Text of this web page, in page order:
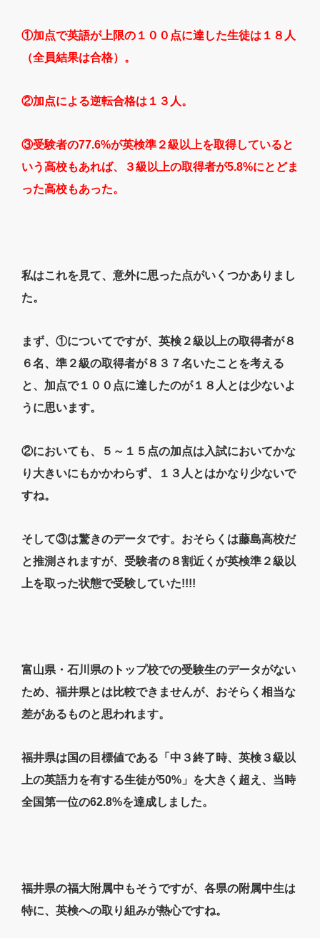
①加点で英語が上限の１００点に達した生徒は１８人
（全員結果は合格）。
②加点による逆転合格は１３人。
③受験者の77.6%が英検準２級以上を取得していると
いう高校もあれば、３級以上の取得者が5.8%にとどま
った高校もあった。
私はこれを見て、意外に思った点がいくつかありまし
た。
まず、①についてですが、英検２級以上の取得者が８
６名、準２級の取得者が８３７名いたことを考える
と、加点で１００点に達したのが１８人とは少ないよ
うに思います。
②においても、５～１５点の加点は入試においてかな
り大きいにもかかわらず、１３人とはかなり少ないで
すね。
そして③は驚きのデータです。おそらくは藤島高校だ
と推測されますが、受験者の８割近くが英検準２級以
上を取った状態で受験していた!!!!
富山県・石川県のトップ校での受験生のデータがない
ため、福井県とは比較できませんが、おそらく相当な
差があるものと思われます。
福井県は国の目標値である「中３終了時、英検３級以
上の英語力を有する生徒が50%」を大きく超え、当時
全国第一位の62.8%を達成しました。
福井県の福大附属中もそうですが、各県の附属中生は
特に、英検への取り組みが熱心ですね。